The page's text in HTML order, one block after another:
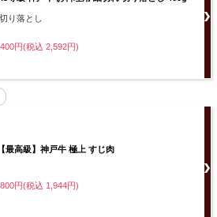
り落とし
円(税込 2,592円)
最高級】神戸牛 極上 すじ肉
円(税込 1,944円)